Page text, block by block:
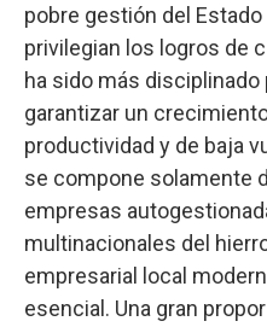
pobre gestión del
privilegian los logros de
ha sido más disciplinado
garantizar un
productividad y de baja
se compone solamente
empresas
multinacionales del
empresarial local
esencial. Una gran